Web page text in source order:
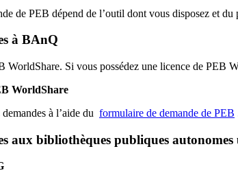
de PEB dépend de l’outil dont vous disposez et
à BAnQ
WorldShare. Si vous possédez une licence de PEB
WorldShare
à l’aide du formulaire de demande de PEB
aux bibliothèques publiques